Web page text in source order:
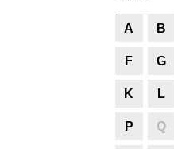
A B
F G
K L
P Q